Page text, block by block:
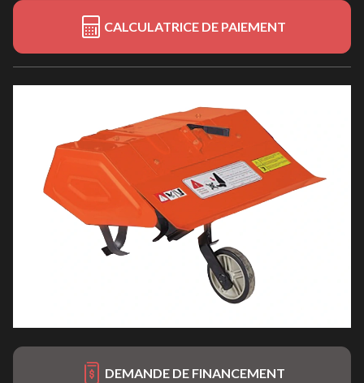
CALCULATRICE DE PAIEMENT
DEMANDE DE FINANCEMENT